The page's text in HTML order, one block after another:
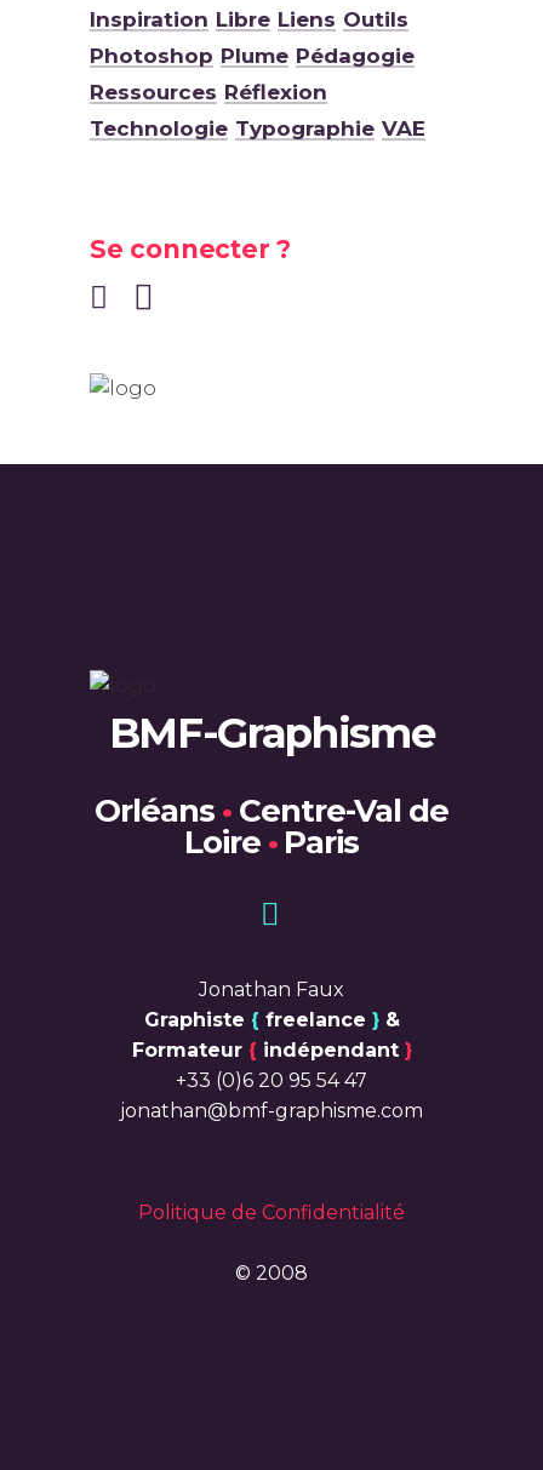
Inspiration Libre Liens Outils
Photoshop Plume Pédagogie
Ressources Réflexion
Technologie Typographie VAE
Se connecter ?
BMF-Graphisme
Orléans • Centre-Val de
Loire •Paris
Jonathan Faux
Graphiste { freelance }&
Formateur { indépendant }
+33 (0)6 20 95 54 47
jonathan@bmf-graphisme.com
Politique de Confidentialité
© 2008